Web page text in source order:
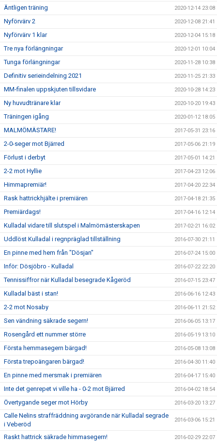
Äntligen träning 2020-12-14 23:08
Nyförvärv 2 2020-12-08 21:41
Nyförvärv 1 klar 2020-12-04 15:18
Tre nya förlängningar 2020-12-01 10:04
Tunga förlängningar 2020-11-28 10:38
Definitiv serieindelning 2021 2020-11-25 21:33
MM-finalen uppskjuten tillsvidare 2020-10-28 14:23
Ny huvudtränare klar 2020-10-20 19:43
Träningen igång 2020-01-12 18:05
MALMÖMÄSTARE! 2017-05-31 23:16
2-0-seger mot Bjärred 2017-05-06 21:19
Förlust i derbyt 2017-05-01 14:21
2-2 mot Hyllie 2017-04-23 12:06
Himmapremiär! 2017-04-20 22:34
Rask hattrickhjälte i premiären 2017-04-18 21:35
Premiärdags! 2017-04-16 12:14
Kulladal vidare till slutspel i Malmömästerskapen 2017-02-21 16:02
Uddlöst Kulladal i regnpräglad tillställning 2016-07-30 21:11
En pinne med hem från "Dösjan" 2016-07-24 15:00
Inför: Dösjöbro - Kulladal 2016-07-22 22:20
Tennissiffror när Kulladal besegrade Kågeröd 2016-07-15 23:47
Kulladal bäst i stan! 2016-06-16 12:43
2-2 mot Nosaby 2016-06-11 21:52
Sen vändning säkrade segern! 2016-06-05 13:17
Rosengård ett nummer större 2016-05-19 13:10
Första hemmasegern bärgad! 2016-05-08 13:08
Första trepoängaren bärgad! 2016-04-30 11:40
En pinne med mersmak i premiären 2016-04-17 15:40
Inte det genrepet vi ville ha - 0-2 mot Bjärred 2016-04-02 18:54
Övertygande seger mot Hörby 2016-03-20 13:27
Calle Nelins straffräddning avgörande när Kulladal segrade
i Veberöd
2016-03-06 15:21
Raskt hattrick säkrade himmasegern! 2016-02-29 22:07